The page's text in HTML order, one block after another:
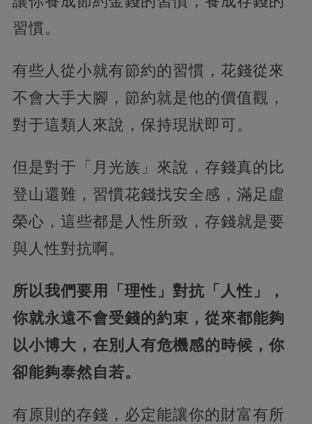
習慣。
有些人從小就有節約的習慣，花錢從來
不會大手大腳，節約就是他的價值觀，
對于這類人來說，保持現狀即可。
但是對于「月光族」來說，存錢真的比
登山還難，習慣花錢找安全感，滿足虛
榮心，這些都是人性所致，存錢就是要
與人性對抗啊。
所以我們要用「理性」對抗「人性」，
你就永遠不會受錢的約束，從來都能夠
以小博大，在別人有危機感的時候，你
卻能夠泰然自若。
有原則的存錢，必定能讓你的財富有所